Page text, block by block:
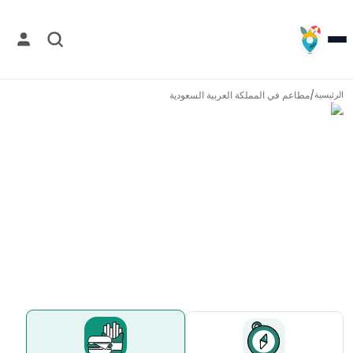
الرئيسية/مطاعم فيالمملكة العربية السعودية